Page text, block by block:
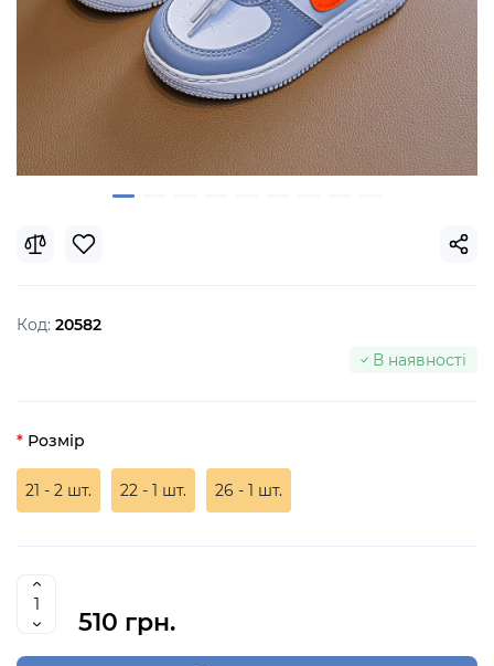
Код: 20582
В наявності
Розмір
21 - 2 шт. 22 - 1 шт. 26 - 1 шт.
510 грн.